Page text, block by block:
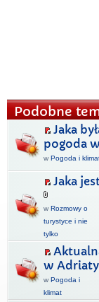
Podobne
Jaka
pogoda
w Pogoda i
Jaka
w Rozmowy o
turystyce i nie
tylko
w
w Pogoda i
klimat